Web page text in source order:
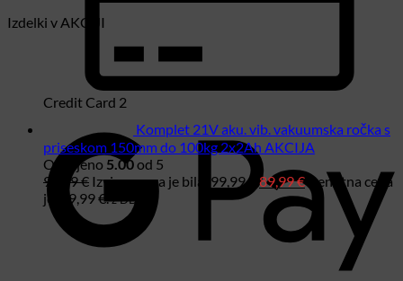
Credit Card 2
Izdelki v AKCIJI
Komplet 21V aku. vib. vakuumska ročka s
priseskom 150mm do 100kg 2x2Ah AKCIJA
Ocenjeno 5.00od 5
99,99€ Izvirna cena je bila: 99,99 €. 89,99€Trenutna cena
je: 89,99 €.z DDV